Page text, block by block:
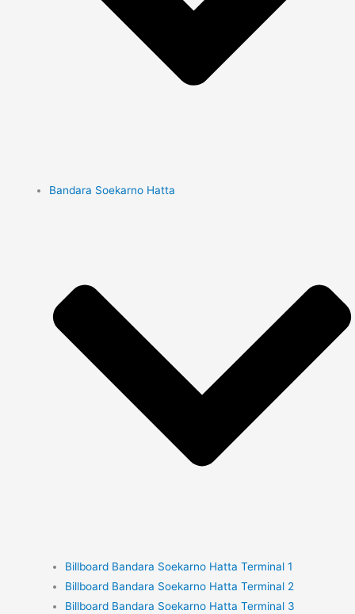
Bandara Soekarno Hatta
Billboard Bandara Soekarno Hatta Terminal 1
Billboard Bandara Soekarno Hatta Terminal 2
Billboard Bandara Soekarno Hatta Terminal 3